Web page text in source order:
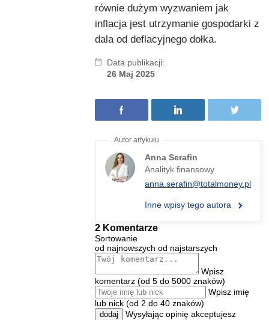
równie dużym wyzwaniem jak
inflacja jest utrzymanie gospodarki z
dala od deflacyjnego dołka.
Data publikacji:
26 Maj 2025
Anna Serafin
Analityk finansowy
anna.serafin@totalmoney.pl
Inne wpisy tego autora
2 Komentarze
Sortowanie
od najnowszych od najstarszych
Wpisz
komentarz (od 5 do 5000 znaków)
Wpisz imię
lub nick (od 2 do 40 znaków)
dodaj
Wysyłając opinię akceptujesz